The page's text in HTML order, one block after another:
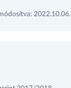
2022.10.06.